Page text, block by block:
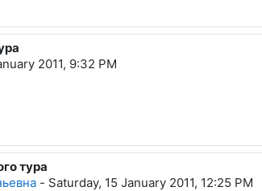
2011, 9:32 PM
тура
- Saturday, 15 January 2011, 12:25 PM